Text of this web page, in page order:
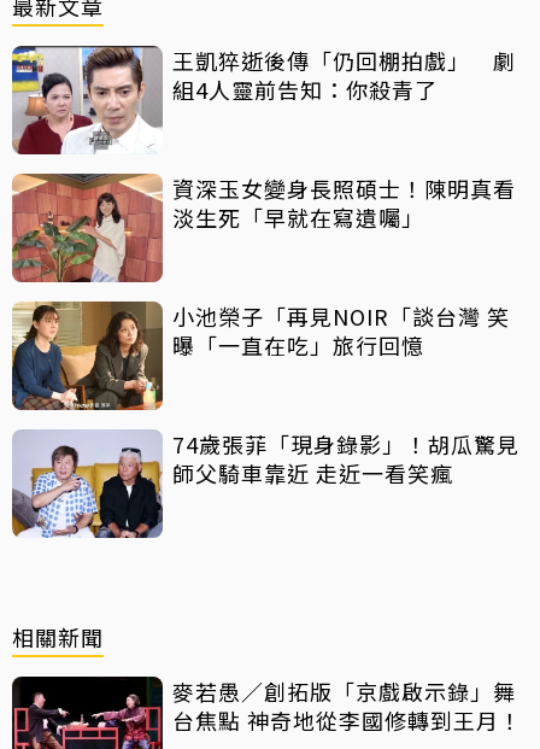
王凱猝逝後傳「仍回棚拍戲」 劇
組4人靈前告知：你殺青了
資深玉女變身長照碩士！陳明真看
淡生死「早就在寫遺囑」
小池榮子「再見NOIR「談台灣 笑
曝「一直在吃」旅行回憶
74歲張菲「現身錄影」！胡瓜驚見
師父騎車靠近 走近一看笑瘋
相關新聞
麥若愚／創拓版「京戲啟示錄」舞
台焦點 神奇地從李國修轉到王月！